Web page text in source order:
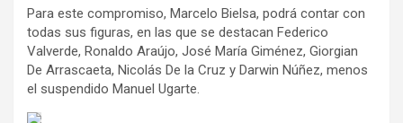
Para este compromiso, Marcelo Bielsa, podrá contar con
todas sus figuras, en las que se destacan Federico
Valverde, Ronaldo Araújo, José María Giménez, Giorgian
De Arrascaeta, Nicolás De la Cruz y Darwin Núñez, menos
el suspendido Manuel Ugarte.